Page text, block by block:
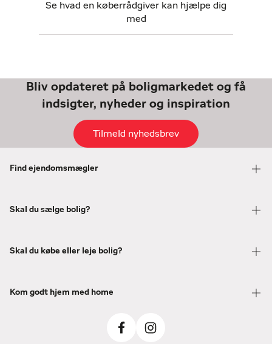
Se hvad en køberrådgiver kan hjælpe dig
med
Bliv opdateret på boligmarkedet og få
indsigter, nyheder og inspiration
Tilmeld nyhedsbrev
Find ejendomsmægler
Skal du sælge bolig?
Skal du købe eller leje bolig?
Kom godt hjem med home